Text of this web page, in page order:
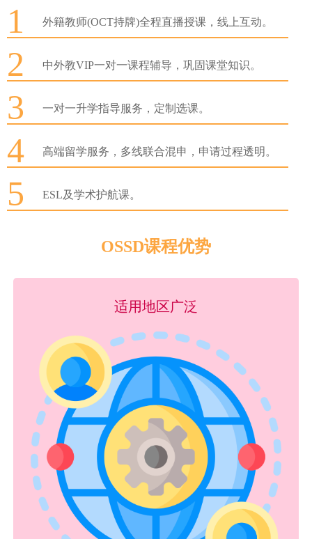
1 外籍教师(OCT持牌)全程直播授课，线上互动。
2 中外教VIP一对一课程辅导，巩固课堂知识。
3 一对一升学指导服务，定制选课。
4 高端留学服务，多线联合混申，申请过程透明。
5 ESL及学术护航课。
OSSD课程优势
适用地区广泛